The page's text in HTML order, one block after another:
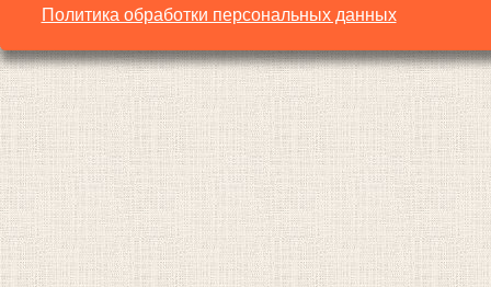
Политика обработки персональных данных